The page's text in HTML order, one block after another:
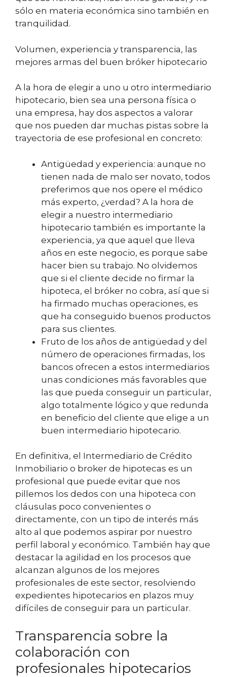
sólo en materia económica sino también en
tranquilidad.
Volumen, experiencia y transparencia, las
mejores armas del buen bróker hipotecario
A la hora de elegir a uno u otro intermediario
hipotecario, bien sea una persona física o
una empresa, hay dos aspectos a valorar
que nos pueden dar muchas pistas sobre la
trayectoria de ese profesional en concreto:
Antigüedad y experiencia: aunque no
tienen nada de malo ser novato, todos
preferimos que nos opere el médico
más experto, ¿verdad? A la hora de
elegir a nuestro intermediario
hipotecario también es importante la
experiencia, ya que aquel que lleva
años en este negocio, es porque sabe
hacer bien su trabajo. No olvidemos
que si el cliente decide no firmar la
hipoteca, el bróker no cobra, así que si
ha firmado muchas operaciones, es
que ha conseguido buenos productos
para sus clientes.
Fruto de los años de antigüedad y del
número de operaciones firmadas, los
bancos ofrecen a estos intermediarios
unas condiciones más favorables que
las que pueda conseguir un particular,
algo totalmente lógico y que redunda
en beneficio del cliente que elige a un
buen intermediario hipotecario.
En definitiva, el Intermediario de Crédito
Inmobiliario o broker de hipotecas es un
profesional que puede evitar que nos
pillemos los dedos con una hipoteca con
cláusulas poco convenientes o
directamente, con un tipo de interés más
alto al que podemos aspirar por nuestro
perfil laboral y económico. También hay que
destacar la agilidad en los procesos que
alcanzan algunos de los mejores
profesionales de este sector, resolviendo
expedientes hipotecarios en plazos muy
difíciles de conseguir para un particular.
Transparencia sobre la
colaboración con
profesionales hipotecarios